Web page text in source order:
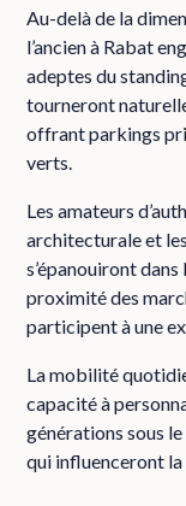
Au-delà de la
l’ancien à Rabat
adeptes du
tourneront
offrant parkings
verts.
Les amateurs
architecturale et
s’épanouiront dans
proximité des
participent à une
La mobilité
capacité à
générations sous
qui influenceront